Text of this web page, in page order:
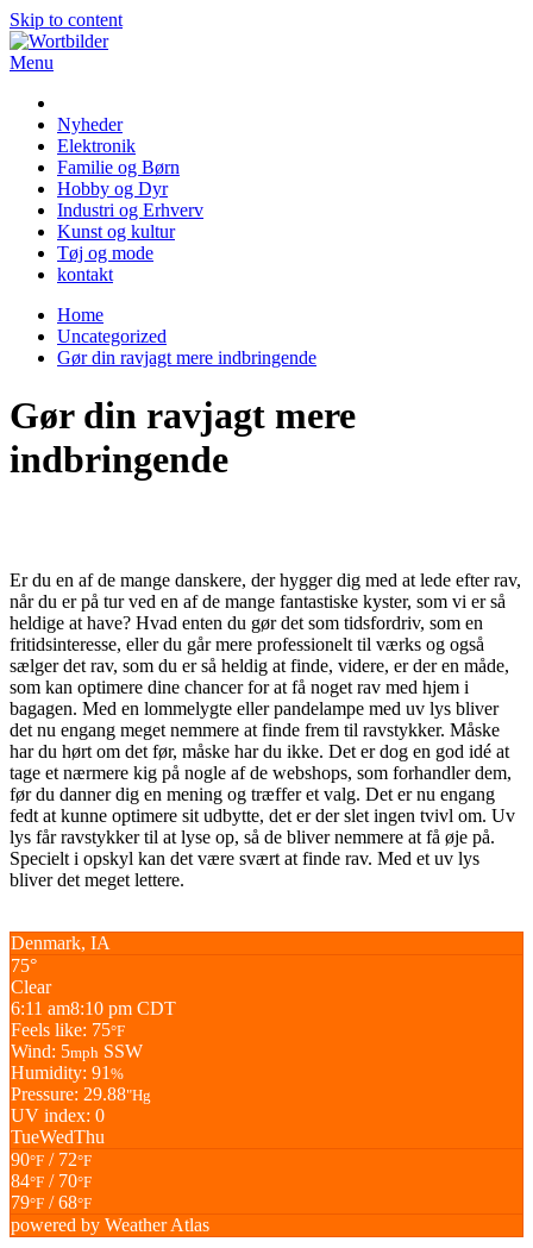
Skip to content
Menu
Nyheder
Elektronik
Familie og Børn
Hobby og Dyr
Industri og Erhverv
Kunst og kultur
Tøj og mode
kontakt
Home
Uncategorized
Gør din ravjagt mere indbringende
Gør din ravjagt mere
indbringende
Er du en af de mange danskere, der hygger dig med at lede efter rav,
når du er på tur ved en af de mange fantastiske kyster, som vi er så
heldige at have? Hvad enten du gør det som tidsfordriv, som en
fritidsinteresse, eller du går mere professionelt til værks og også
sælger det rav, som du er så heldig at finde, videre, er der en måde,
som kan optimere dine chancer for at få noget rav med hjem i
bagagen. Med en lommelygte eller pandelampe med uv lys bliver
det nu engang meget nemmere at finde frem til ravstykker. Måske
har du hørt om det før, måske har du ikke. Det er dog en god idé at
tage et nærmere kig på nogle af de webshops, som forhandler dem,
før du danner dig en mening og træffer et valg. Det er nu engang
fedt at kunne optimere sit udbytte, det er der slet ingen tvivl om. Uv
lys får ravstykker til at lyse op, så de bliver nemmere at få øje på.
Specielt i opskyl kan det være svært at finde rav. Med et uv lys
bliver det meget lettere.
Denmark, IA
75°
Clear
6:11 am8:10 pm CDT
Feels like: 75°F
Wind: 5mph SSW
Humidity: 91 %
Pressure: 29.88"Hg
UV index: 0
TueWedThu
90°F / 72°F
84°F / 70°F
79°F / 68°F
powered by Weather Atlas